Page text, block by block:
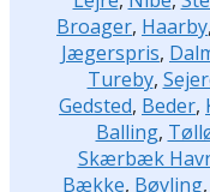
Broager, Haarby,
Jægerspris,
Tureby,
Gedsted, Beder,
Balling,
Skærbæk
Bække, Bøvling,